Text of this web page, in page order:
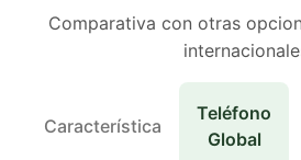
Comparativa con otras
Característica
Teléfono
Global